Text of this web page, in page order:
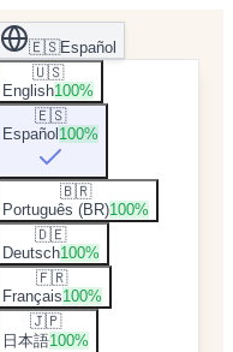
🇪🇸Español
🇺🇸
English100%
🇪🇸
Español 100%
🇧🇷
Português (BR)100%
🇩🇪
Deutsch100%
🇫🇷
Français100%
🇯🇵
日本語100%